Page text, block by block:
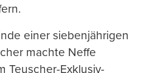
einer siebenjährigen
machte Neffe
Teuscher-Exklusiv-